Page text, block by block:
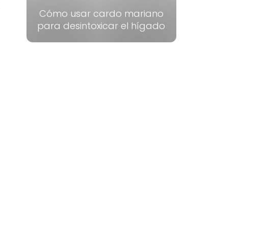
Cómo usar cardo mariano
para desintoxicar el hígado